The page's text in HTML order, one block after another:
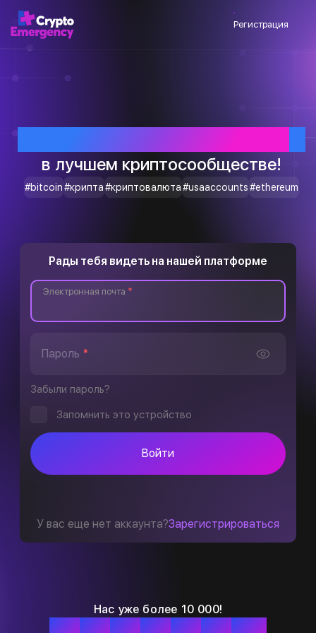
Регистрация
в лучшем криптосообществе!
#bitcoin#крипта#криптовалюта#usaaccounts#ethereum
Нас уже более 10 000!
Рады тебя видеть на нашей платформе
Электронная почта *
Пароль *
Забыли пароль?
Запомнить это устройство
Войти
У вас еще нет аккаунта?Зарегистрироваться